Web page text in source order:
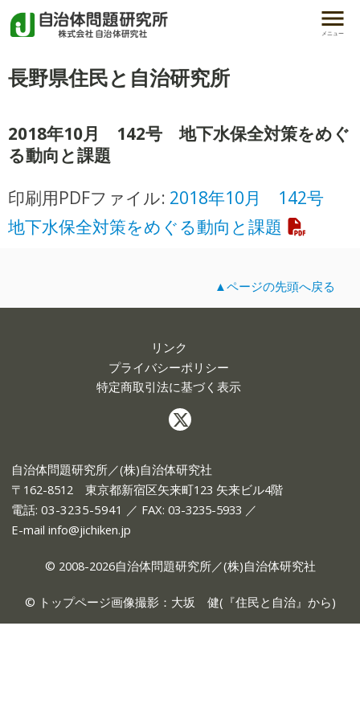
メニュー
長野県住民と自治研究所
2018年10月 142号 地下水保全対策をめぐ
る動向と課題
印刷用PDFファイル: 2018年10月 142号
地下水保全対策をめぐる動向と課題
▲ページの先頭へ戻る
リンク
プライバシーポリシー
特定商取引法に基づく表示
自治体問題研究所／(株)自治体研究社
〒162-8512 東京都新宿区矢来町123 矢来ビル4階
電話: 03-3235-5941 ／ FAX: 03-3235-5933 ／
E-mail info@jichiken.jp
© 2008-2026自治体問題研究所／(株)自治体研究社
© トップページ画像撮影：大坂 健(『住民と自治』から)